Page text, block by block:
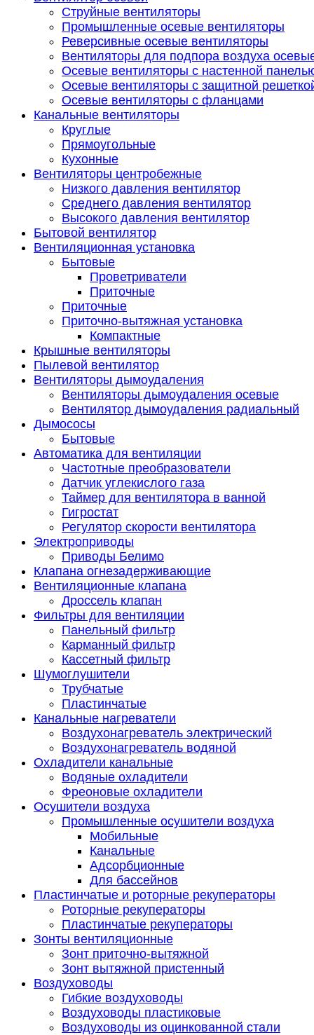
Струйные вентиляторы
Промышленные осевые вентиляторы
Реверсивные осевые вентиляторы
Вентиляторы для подпора воздуха
Осевые вентиляторы с настенной
Осевые вентиляторы с защитной
Осевые вентиляторы с фланцами
Канальные вентиляторы
Круглые
Прямоугольные
Кухонные
Вентиляторы центробежные
Низкого давления вентилятор
Среднего давления вентилятор
Высокого давления вентилятор
Бытовой вентилятор
Вентиляционная установка
Бытовые
Проветриватели
Приточные
Приточные
Приточно-вытяжная установка
Компактные
Крышные вентиляторы
Пылевой вентилятор
Вентиляторы дымоудаления
Вентиляторы дымоудаления осевые
Вентилятор дымоудаления радиальный
Дымососы
Бытовые
Автоматика для вентиляции
Частотные преобразователи
Датчик углекислого газа
Таймер для вентилятора в ванной
Гигростат
Регулятор скорости вентилятора
Электроприводы
Приводы Белимо
Клапана огнезадерживающие
Вентиляционные клапана
Дроссель клапан
Фильтры для вентиляции
Панельный фильтр
Карманный фильтр
Кассетный фильтр
Шумоглушители
Трубчатые
Пластинчатые
Канальные нагреватели
Воздухонагреватель электрический
Воздухонагреватель водяной
Охладители канальные
Водяные охладители
Фреоновые охладители
Осушители воздуха
Промышленные осушители воздуха
Мобильные
Канальные
Адсорбционные
Для бассейнов
Пластинчатые и роторные рекуператоры
Роторные рекуператоры
Пластинчатые рекуператоры
Зонты вентиляционные
Зонт приточно-вытяжной
Зонт вытяжной пристенный
Воздуховоды
Гибкие воздуховоды
Воздуховоды пластиковые
Воздуховоды из оцинкованной стали